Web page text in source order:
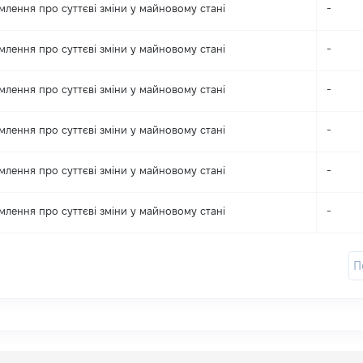
про суттєві зміни y майновому стані -
про суттєві зміни y майновому стані -
про суттєві зміни y майновому стані -
про суттєві зміни y майновому стані -
про суттєві зміни y майновому стані -
про суттєві зміни y майновому стані -